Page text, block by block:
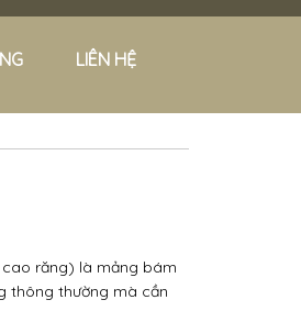
LIÊN HỆ
răng) là mảng bám
thông thường mà cần